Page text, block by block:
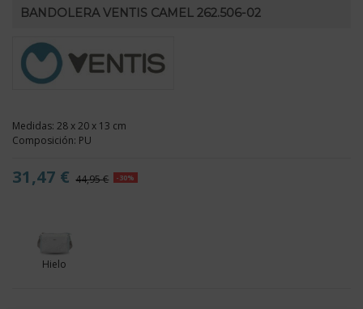
BANDOLERA VENTIS CAMEL 262.506-02
Medidas: 28 x 20 x 13 cm
Composición: PU
31,47 € 44,95 € -30%
Hielo